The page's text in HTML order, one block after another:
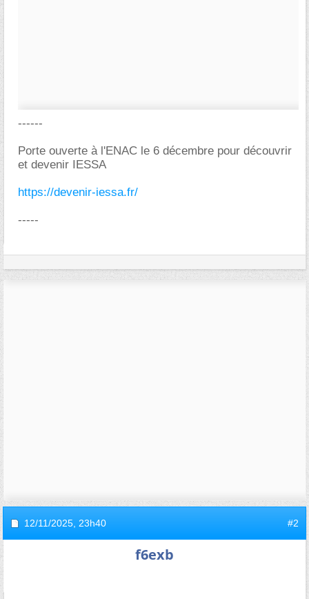
------
Porte ouverte à l'ENAC le 6 décembre pour découvrir
et devenir IESSA
https://devenir-iessa.fr/
-----
12/11/2025, 23h40 #2
f6exb